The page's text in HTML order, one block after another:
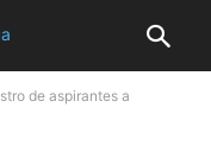
de aspirantes a